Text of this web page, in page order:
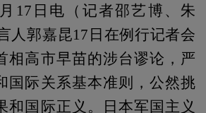
17日电（记者邵艺博、朱
人郭嘉昆17日在例行记者会
相高市早苗的涉台谬论，严
国际关系基本准则，公然挑
和国际正义。日本军国主义